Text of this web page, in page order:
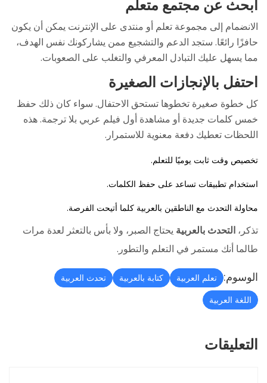
ابحث عن مجتمع متعلم
الانضمام إلى مجموعة تعلم أو منتدى على الإنترنت يمكن أن يكون
حافزًا رائعًا. ستجد الدعم والتشجيع ممن يشاركونك نفس الهدف،
مما يسهل عليك التبادل المعرفي والتغلب على الصعوبات.
احتفل بالإنجازات الصغيرة
كل خطوة صغيرة تخطوها تستحق الاحتفال. سواء كان ذلك حفظ
خمس كلمات جديدة أو مشاهدة أول فيلم عربي بلا ترجمة. هذه
اللحظات تعطيك دفعة معنوية للاستمرار.
تخصيص وقت ثابت يوميًا للتعلم.
استخدام تطبيقات تساعد على حفظ الكلمات.
محاولة التحدث مع الناطقين بالعربية كلما أتيحت الفرصة.
تذكر، التحدث بالعربية يحتاج الصبر، ولا بأس بالتعثر لعدة مرات
طالما أنك مستمر في التعلم والتطور.
الوسوم: تعلم العربية كتابة بالعربية
تحدث العربية
اللغة العربية
التعليقات